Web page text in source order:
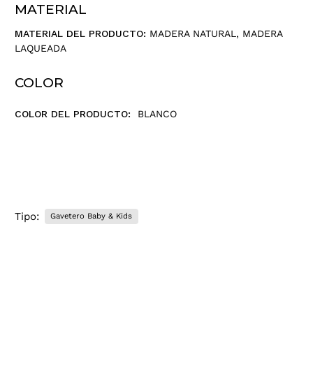
MATERIAL
MATERIAL DEL PRODUCTO: MADERA NATURAL, MADERA
LAQUEADA
COLOR
COLOR DEL PRODUCTO: BLANCO
Tipo: Gavetero Baby & Kids